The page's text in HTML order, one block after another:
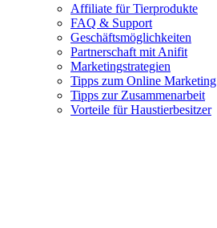
Affiliate für Tierprodukte
FAQ & Support
Geschäftsmöglichkeiten
Partnerschaft mit Anifit
Marketingstrategien
Tipps zum Online Marketing
Tipps zur Zusammenarbeit
Vorteile für Haustierbesitzer